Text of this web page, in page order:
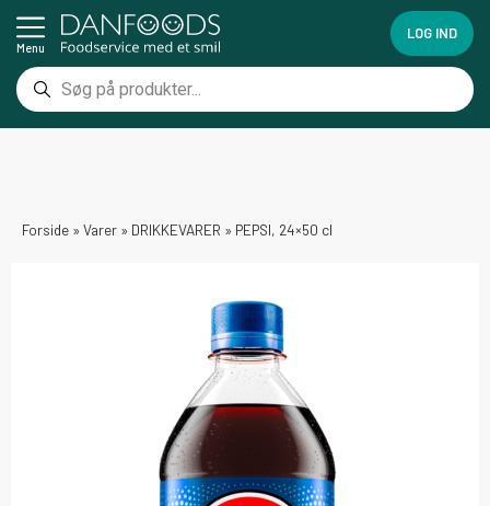
Menu
LOG IND
Forside » Varer » DRIKKEVARER » PEPSI, 24×50 cl